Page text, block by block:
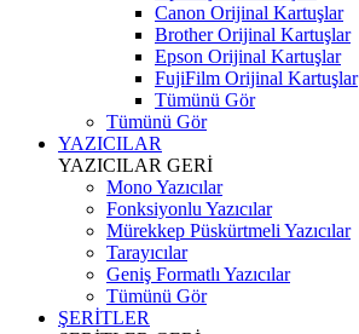
Canon Orijinal Kartuşlar
Brother Orijinal Kartuşlar
Epson Orijinal Kartuşlar
FujiFilm Orijinal Kartuşlar
Tümünü Gör
Tümünü Gör
YAZICILAR
YAZICILAR GERİ
Mono Yazıcılar
Fonksiyonlu Yazıcılar
Mürekkep Püskürtmeli Yazıcılar
Tarayıcılar
Geniş Formatlı Yazıcılar
Tümünü Gör
ŞERİTLER